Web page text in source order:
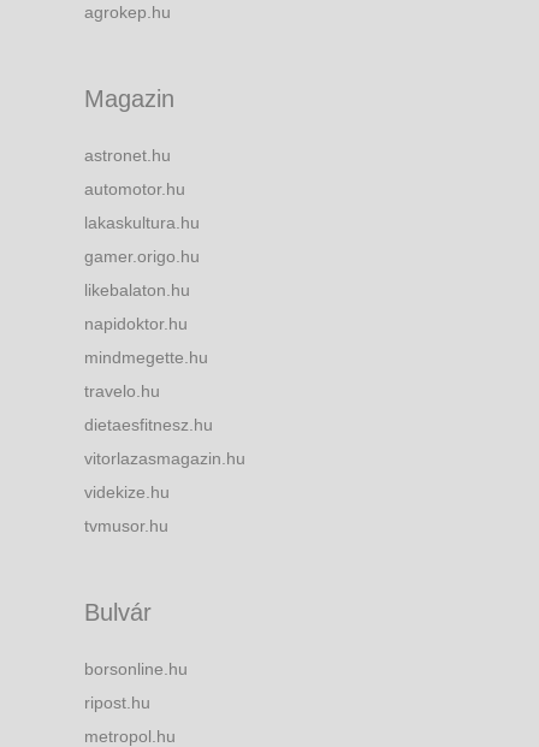
agrokep.hu
Magazin
astronet.hu
automotor.hu
lakaskultura.hu
gamer.origo.hu
likebalaton.hu
napidoktor.hu
mindmegette.hu
travelo.hu
dietaesfitnesz.hu
vitorlazasmagazin.hu
videkize.hu
tvmusor.hu
Bulvár
borsonline.hu
ripost.hu
metropol.hu